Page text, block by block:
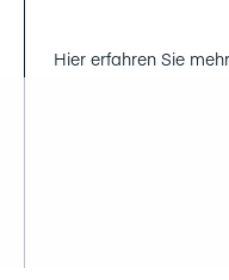
Hier erfahren Sie mehr